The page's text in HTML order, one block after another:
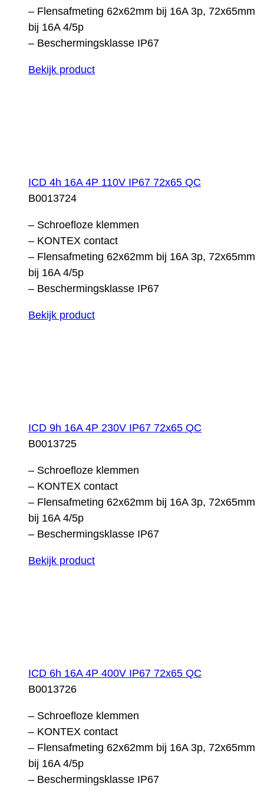
– Flensafmeting 62x62mm bij 16A 3p, 72x65mm
bij 16A 4/5p
– Beschermingsklasse IP67
Bekijk product
ICD 4h 16A 4P 110V IP67 72x65 QC
B0013724
– Schroefloze klemmen
– KONTEX contact
– Flensafmeting 62x62mm bij 16A 3p, 72x65mm
bij 16A 4/5p
– Beschermingsklasse IP67
Bekijk product
ICD 9h 16A 4P 230V IP67 72x65 QC
B0013725
– Schroefloze klemmen
– KONTEX contact
– Flensafmeting 62x62mm bij 16A 3p, 72x65mm
bij 16A 4/5p
– Beschermingsklasse IP67
Bekijk product
ICD 6h 16A 4P 400V IP67 72x65 QC
B0013726
– Schroefloze klemmen
– KONTEX contact
– Flensafmeting 62x62mm bij 16A 3p, 72x65mm
bij 16A 4/5p
– Beschermingsklasse IP67